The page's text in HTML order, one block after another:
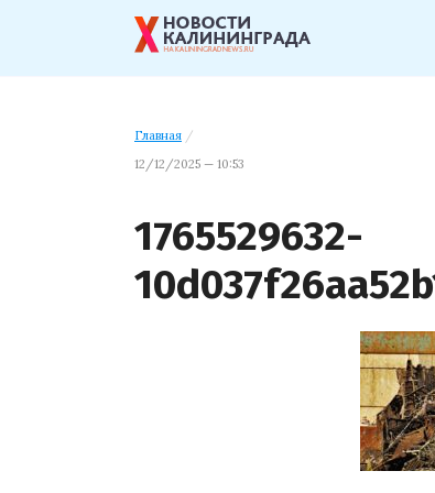
Главная /
12/12/2025 — 10:53
1765529632-